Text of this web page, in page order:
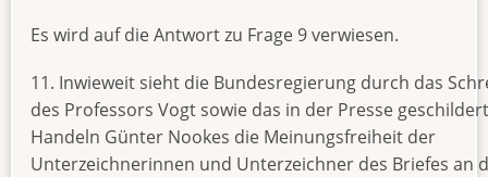
Es wird auf die Antwort zu Frage 9 verwiesen.
11. Inwieweit sieht die Bundesregierung durch das
des Professors Vogt sowie das in der Presse
Handeln Günter Nookes die Meinungsfreiheit der
Unterzeichnerinnen und Unterzeichner des Briefes an